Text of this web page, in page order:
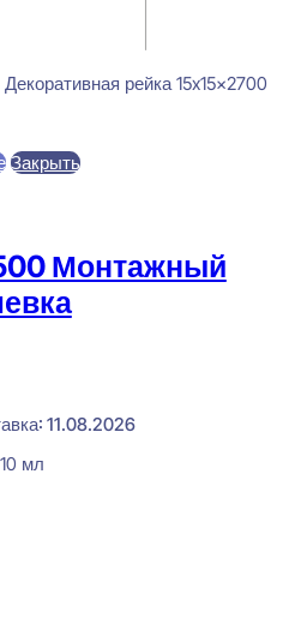
рейка 15x15x2700
Закрыть
Монтажный
11.08.2026
мл